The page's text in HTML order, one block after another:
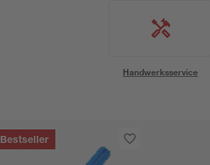
Handwerksservice
Bestseller